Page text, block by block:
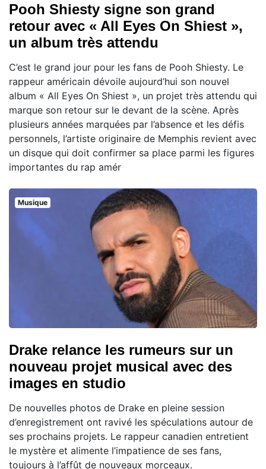
Pooh Shiesty signe son grand
retour avec « All Eyes On Shiest »,
un album très attendu
C’est le grand jour pour les fans de Pooh Shiesty. Le
rappeur américain dévoile aujourd’hui son nouvel
album « All Eyes On Shiest », un projet très attendu qui
marque son retour sur le devant de la scène. Après
plusieurs années marquées par l’absence et les défis
personnels, l’artiste originaire de Memphis revient avec
un disque qui doit confirmer sa place parmi les figures
importantes du rap amér
Musique
Drake relance les rumeurs sur un
nouveau projet musical avec des
images en studio
De nouvelles photos de Drake en pleine session
d’enregistrement ont ravivé les spéculations autour de
ses prochains projets. Le rappeur canadien entretient
le mystère et alimente l’impatience de ses fans,
toujours à l’affût de nouveaux morceaux.